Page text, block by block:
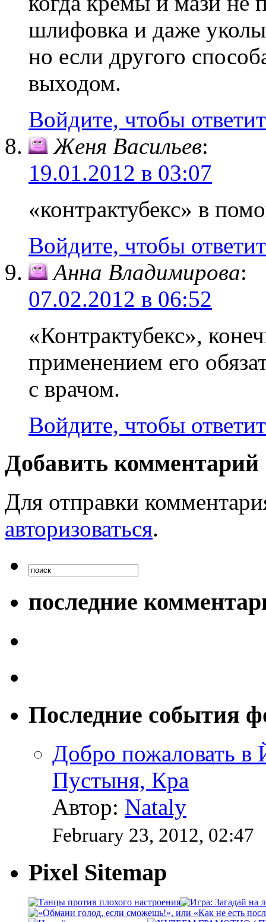
шлифовка и даже
но если другого
выходом.
Войдите, чтобы
Женя Васильев:
19.01.2012 в 03:07
«контрактубекс» в
Войдите, чтобы
Анна Владимирова:
07.02.2012 в 06:52
«Контрактубекс»,
применением его
с врачом.
Войдите, чтобы
Добавить комментарий
Для отправки
авторизоваться.
последние
Последние события
Добро пожаловать
Пустыня, Кра
Автор: Nataly
February 23, 2012, 02:47
Pixel Sitemap